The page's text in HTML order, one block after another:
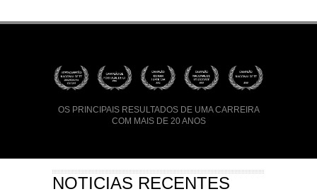
OS PRINCIPAIS RESULTADOS DE UMA CARREIRA
COM MAIS DE 20 ANOS
NOTICIAS RECENTES